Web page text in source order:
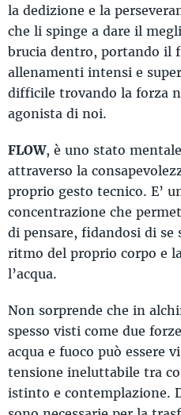
la dedizione e la
che li spinge a dare il
brucia dentro, portando il
allenamenti intensi e
difficile trovando la forza
agonista di noi.
FLOW, è uno stato
attraverso la
proprio gesto tecnico. E’
concentrazione che
di pensare, fidandosi di
ritmo del proprio corpo e
l’acqua.
Non sorprende che in
spesso visti come due
acqua e fuoco può essere
tensione ineluttabile tra
istinto e contemplazione.